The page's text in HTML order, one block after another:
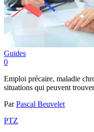
Guides
0
Emploi précaire, maladie
situations qui peuvent
ParPascal Beuvelet
PTZ